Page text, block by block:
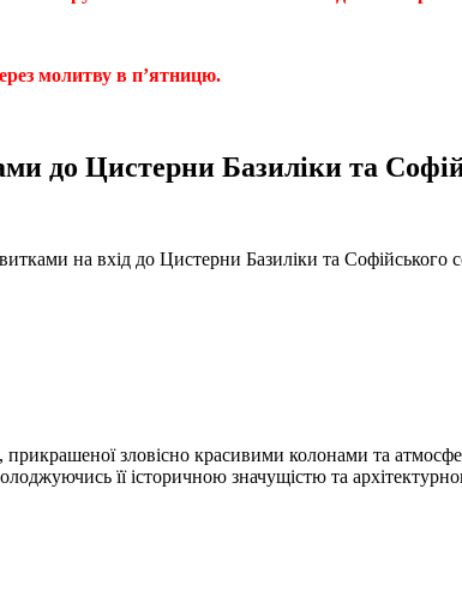
молитву в п’ятницю.
до Цистерни Базиліки та
на вхід до Цистерни Базиліки та Софійського
зловісно красивими колонами та
її історичною значущістю та